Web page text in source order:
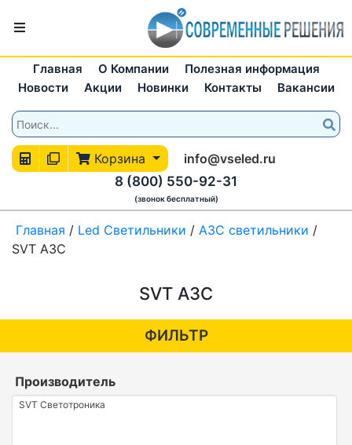
Главная О Компании
Полезная информация
Новости
Акции Новинки Контакты Вакансии
Корзина
info@vseled.ru
8 (800) 550-92-31
(звонок бесплатный)
Главная / Led Светильники / АЗС светильники /
SVT АЗС
SVT АЗС
ФИЛЬТР
Производитель